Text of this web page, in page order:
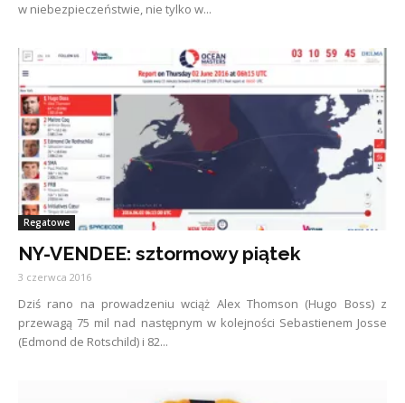
w niebezpieczeństwie, nie tylko w...
Regatowe
NY-VENDEE: sztormowy piątek
3 czerwca 2016
Dziś rano na prowadzeniu wciąż Alex Thomson (Hugo Boss) z
przewagą 75 mil nad następnym w kolejności Sebastienem Josse
(Edmond de Rotschild) i 82...